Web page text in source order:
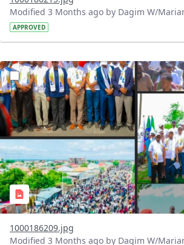
Modified 3 Months ago by Dagim W/
APPROVED
1000186209.jpg
Modified 3 Months ago by Dagim W/